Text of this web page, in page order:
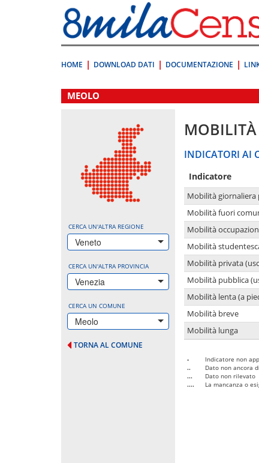
direttamente
a:
Contenuto
HOME DOWNLOAD DATI DOCUMENTAZIONE
.
MEOLO
CERCA UN'ALTRA REGIONE
Veneto
CERCA UN'ALTRA PROVINCIA
Venezia
CERCA UN COMUNE
Meolo
TORNA AL COMUNE
MOBILITÀ
INDICATORI AI
Indicatore
Mobilità giornaliera
Mobilità fuori
Mobilità
Mobilità
Mobilità privata
Mobilità pubblica
Mobilità lenta (a
Mobilità breve
Mobilità lunga
-
Indicatore non
..
Dato non ancora
...
Dato non rilevato
....
La mancanza o